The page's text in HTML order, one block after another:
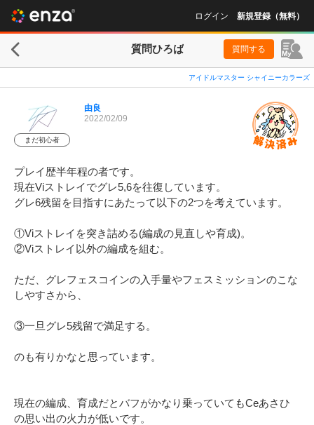
ログイン 新規登録（無料）
質問ひろば 質問する
アイドルマスター シャイニーカラーズ
まだ初心者
由良
2022/02/09
プレイ歴半年程の者です。
現在Viストレイでグレ5,6を往復しています。
グレ6残留を目指すにあたって以下の2つを考えています。
①Viストレイを突き詰める(編成の見直しや育成)。
②Viストレイ以外の編成を組む。
ただ、グレフェスコインの入手量やフェスミッションのこな
しやすさから、
③一旦グレ5残留で満足する。
のも有りかなと思っています。
現在の編成、育成だとバフがかなり乗っていてもCeあさひ
の思い出の火力が低いです。